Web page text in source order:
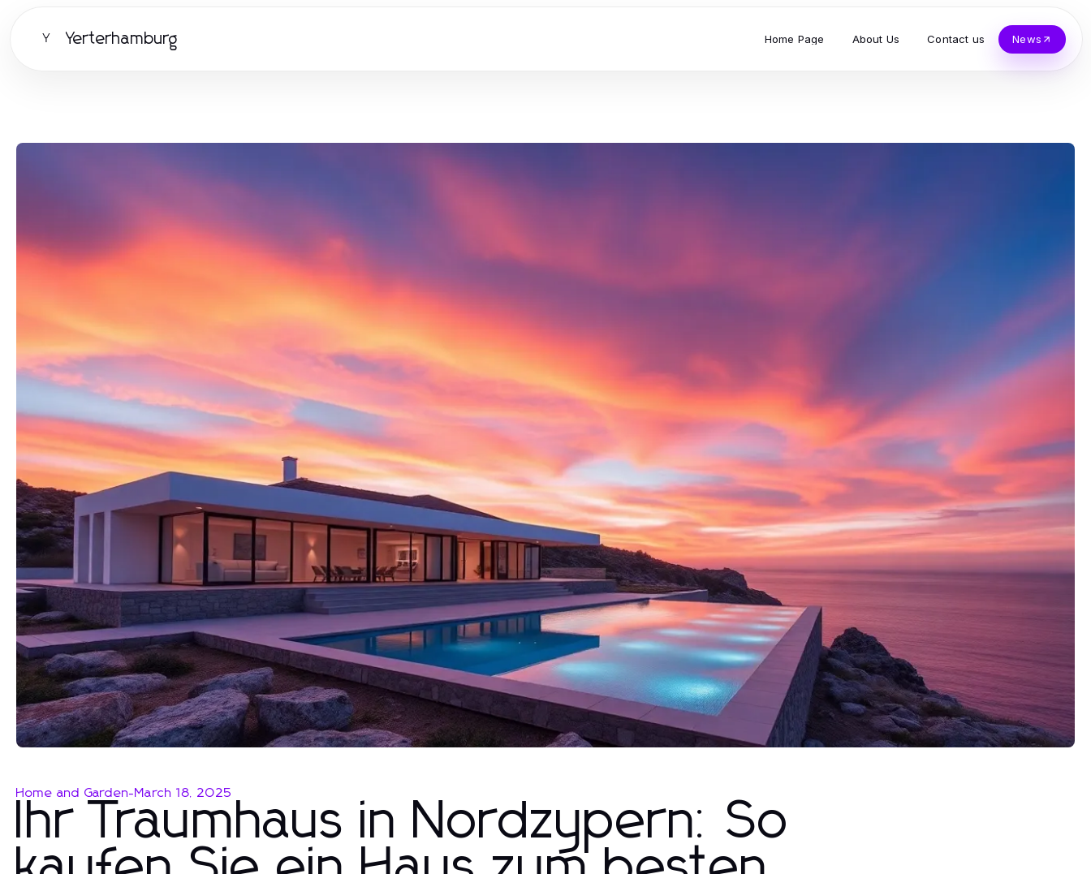
Y Yerterhamburg Home Page About Us Contact us News
Home and Garden-March 18, 2025
Ihr Traumhaus in Nordzypern: So